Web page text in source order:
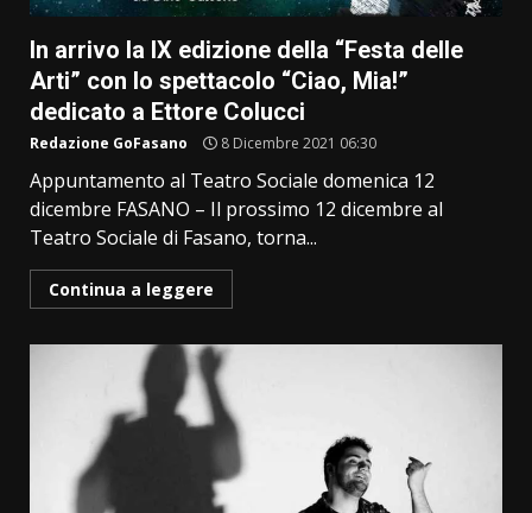
In arrivo la IX edizione della “Festa delle
Arti” con lo spettacolo “Ciao, Mia!”
dedicato a Ettore Colucci
Redazione GoFasano 8 Dicembre 2021 06:30
Appuntamento al Teatro Sociale domenica 12
dicembre FASANO – Il prossimo 12 dicembre al
Teatro Sociale di Fasano, torna...
Continua a leggere